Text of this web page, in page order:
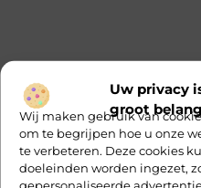
Uw privacy
groot
Wij maken gebruik van
om te begrijpen hoe u onze
te verbeteren. Deze cookies
doeleinden worden ingezet,
gepersonaliseerde